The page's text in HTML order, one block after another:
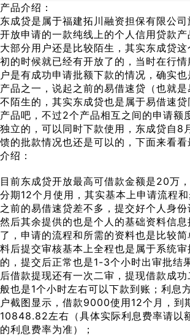
产品介绍：
东成贷是属于福建拓川融资担保有限公
开放申请的一款纯线上的个人信用贷款
大部分用户还是比较陌生，其实东成贷
初的时候就已经有开放了的，当时在行
户是有成功申请批额下款的情况，确实
产品之一，说起之前的易借速贷（也就
不陌生的，其实东成贷也是属于易借速
产品吧，不过2个产品相互之间的申请额
独立的，可以同时下款使用，东成贷自8
馈的批款情况也还是可以的，下面来看
介绍：
目前东成贷开放最高可借款金额是20万
分期12个月使用，其实基本上申请流程
之前的易借速贷差不多，提交好个人身份
然后其余提供的也是个人的基础资料信息
了，申请的流程和所需的资料也是比较
料后提交审核基本上全程也是属于系统
的，提交后正常也是1-3个小时出审批结
后借款提现还有一次二审，提现借款成
般也是1个小时左右可以下款到账；利息
户截图显示，借款9000使用12个月，到
10848.82左右（具体实际利息费率请以
的利息费率为准）；